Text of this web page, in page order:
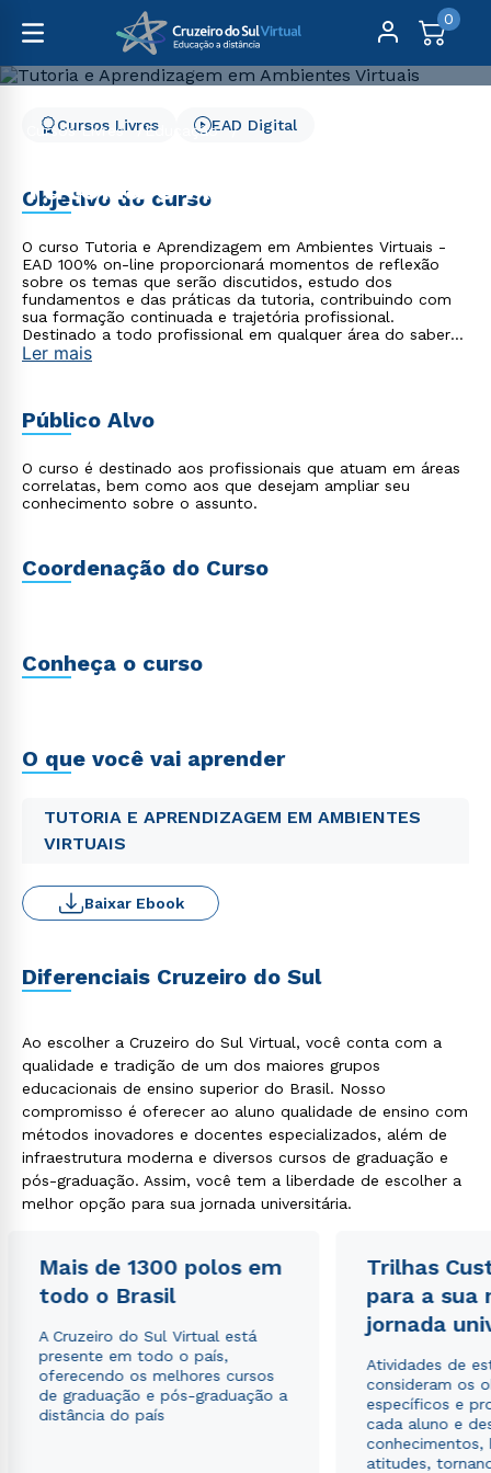
0
Cursos Livres
Educação
Tutoria e Aprendizagem
em Ambientes Virtuais
Cursos Livres EAD Digital
Objetivo do curso
O curso Tutoria e Aprendizagem em Ambientes Virtuais -
EAD 100% on-line proporcionará momentos de reflexão
sobre os temas que serão discutidos, estudo dos
fundamentos e das práticas da tutoria, contribuindo com
sua formação continuada e trajetória profissional.
Destinado a todo profissional em qualquer área do saber
que necessita de conhecimento na área da Educação a
Ler mais
Público Alvo
O curso é destinado aos profissionais que atuam em áreas
correlatas, bem como aos que desejam ampliar seu
conhecimento sobre o assunto.
Coordenação do Curso
Conheça o curso
O que você vai aprender
TUTORIA E APRENDIZAGEM EM AMBIENTES
VIRTUAIS
Baixar Ebook
Diferenciais Cruzeiro do Sul
Ao escolher a Cruzeiro do Sul Virtual, você conta com a
qualidade e tradição de um dos maiores grupos
educacionais de ensino superior do Brasil. Nosso
compromisso é oferecer ao aluno qualidade de ensino com
métodos inovadores e docentes especializados, além de
infraestrutura moderna e diversos cursos de graduação e
pós-graduação. Assim, você tem a liberdade de escolher a
melhor opção para sua jornada universitária.
Mais de 1300 polos em
todo o Brasil
A Cruzeiro do Sul Virtual está
presente em todo o país,
oferecendo os melhores cursos
de graduação e pós-graduação a
distância do país
Trilhas
para a sua
jornada
Atividades de
consideram os
específicos e
cada aluno e
conhecimentos,
atitudes,